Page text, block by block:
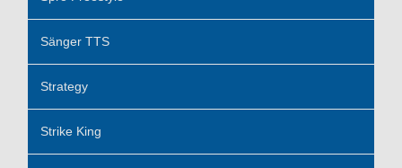
Sänger TTS
Strategy
Strike King